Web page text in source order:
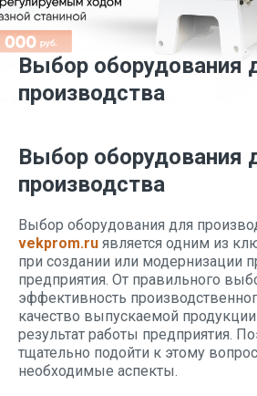
Выбор оборудования
производства
Выбор оборудования
производства
Выбор оборудования для
vekprom.ru является одним из
при создании или модернизации
предприятия. От правильного
эффективность
качество выпускаемой
результат работы предприятия.
тщательно подойти к этому
необходимые аспекты.